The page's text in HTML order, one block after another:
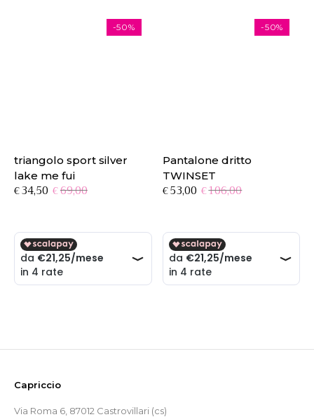
-50%
triangolo sport silver
lake me fui
€69,00
Il
era:
€69,00.
€34,50
Il
è:
€34,50.
-50%
Pantalone dritto
TWINSET
€106,00
Il
era:
€106,00.
€53,00
Il
è:
€53,00.
Capriccio
Via Roma 6, 87012 Castrovillari (cs)